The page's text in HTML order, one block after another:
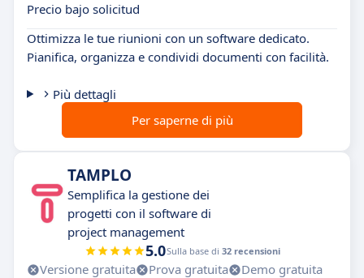
Precio bajo solicitud
Ottimizza le tue riunioni con un software dedicato.
Pianifica, organizza e condividi documenti con facilità.
Più dettagli
Per saperne di più
TAMPLO
Semplifica la gestione dei
progetti con il software di
project management
5.0Sulla base di 32 recensioni
Versione gratuita Prova gratuita
Demo gratuita